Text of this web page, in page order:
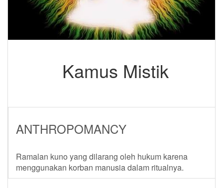
Kamus Mistik
ANTHROPOMANCY
Ramalan kuno yang dilarang oleh hukum karena
menggunakan korban manusia dalam ritualnya.